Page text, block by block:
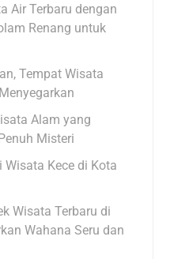
Air Terbaru dengan
Renang untuk
Tempat Wisata
Alam yang
Misteri
Kece di Kota
Wisata Terbaru di
Wahana Seru dan